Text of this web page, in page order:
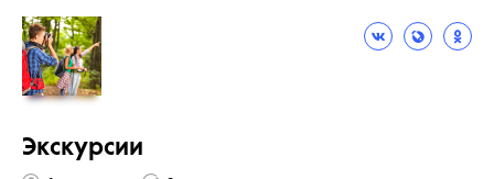
Экскурсии